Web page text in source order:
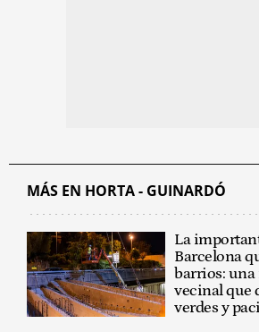
MÁS EN HORTA - GUINARDÓ
La
Barcelona
barrios:
vecinal que
verdes y